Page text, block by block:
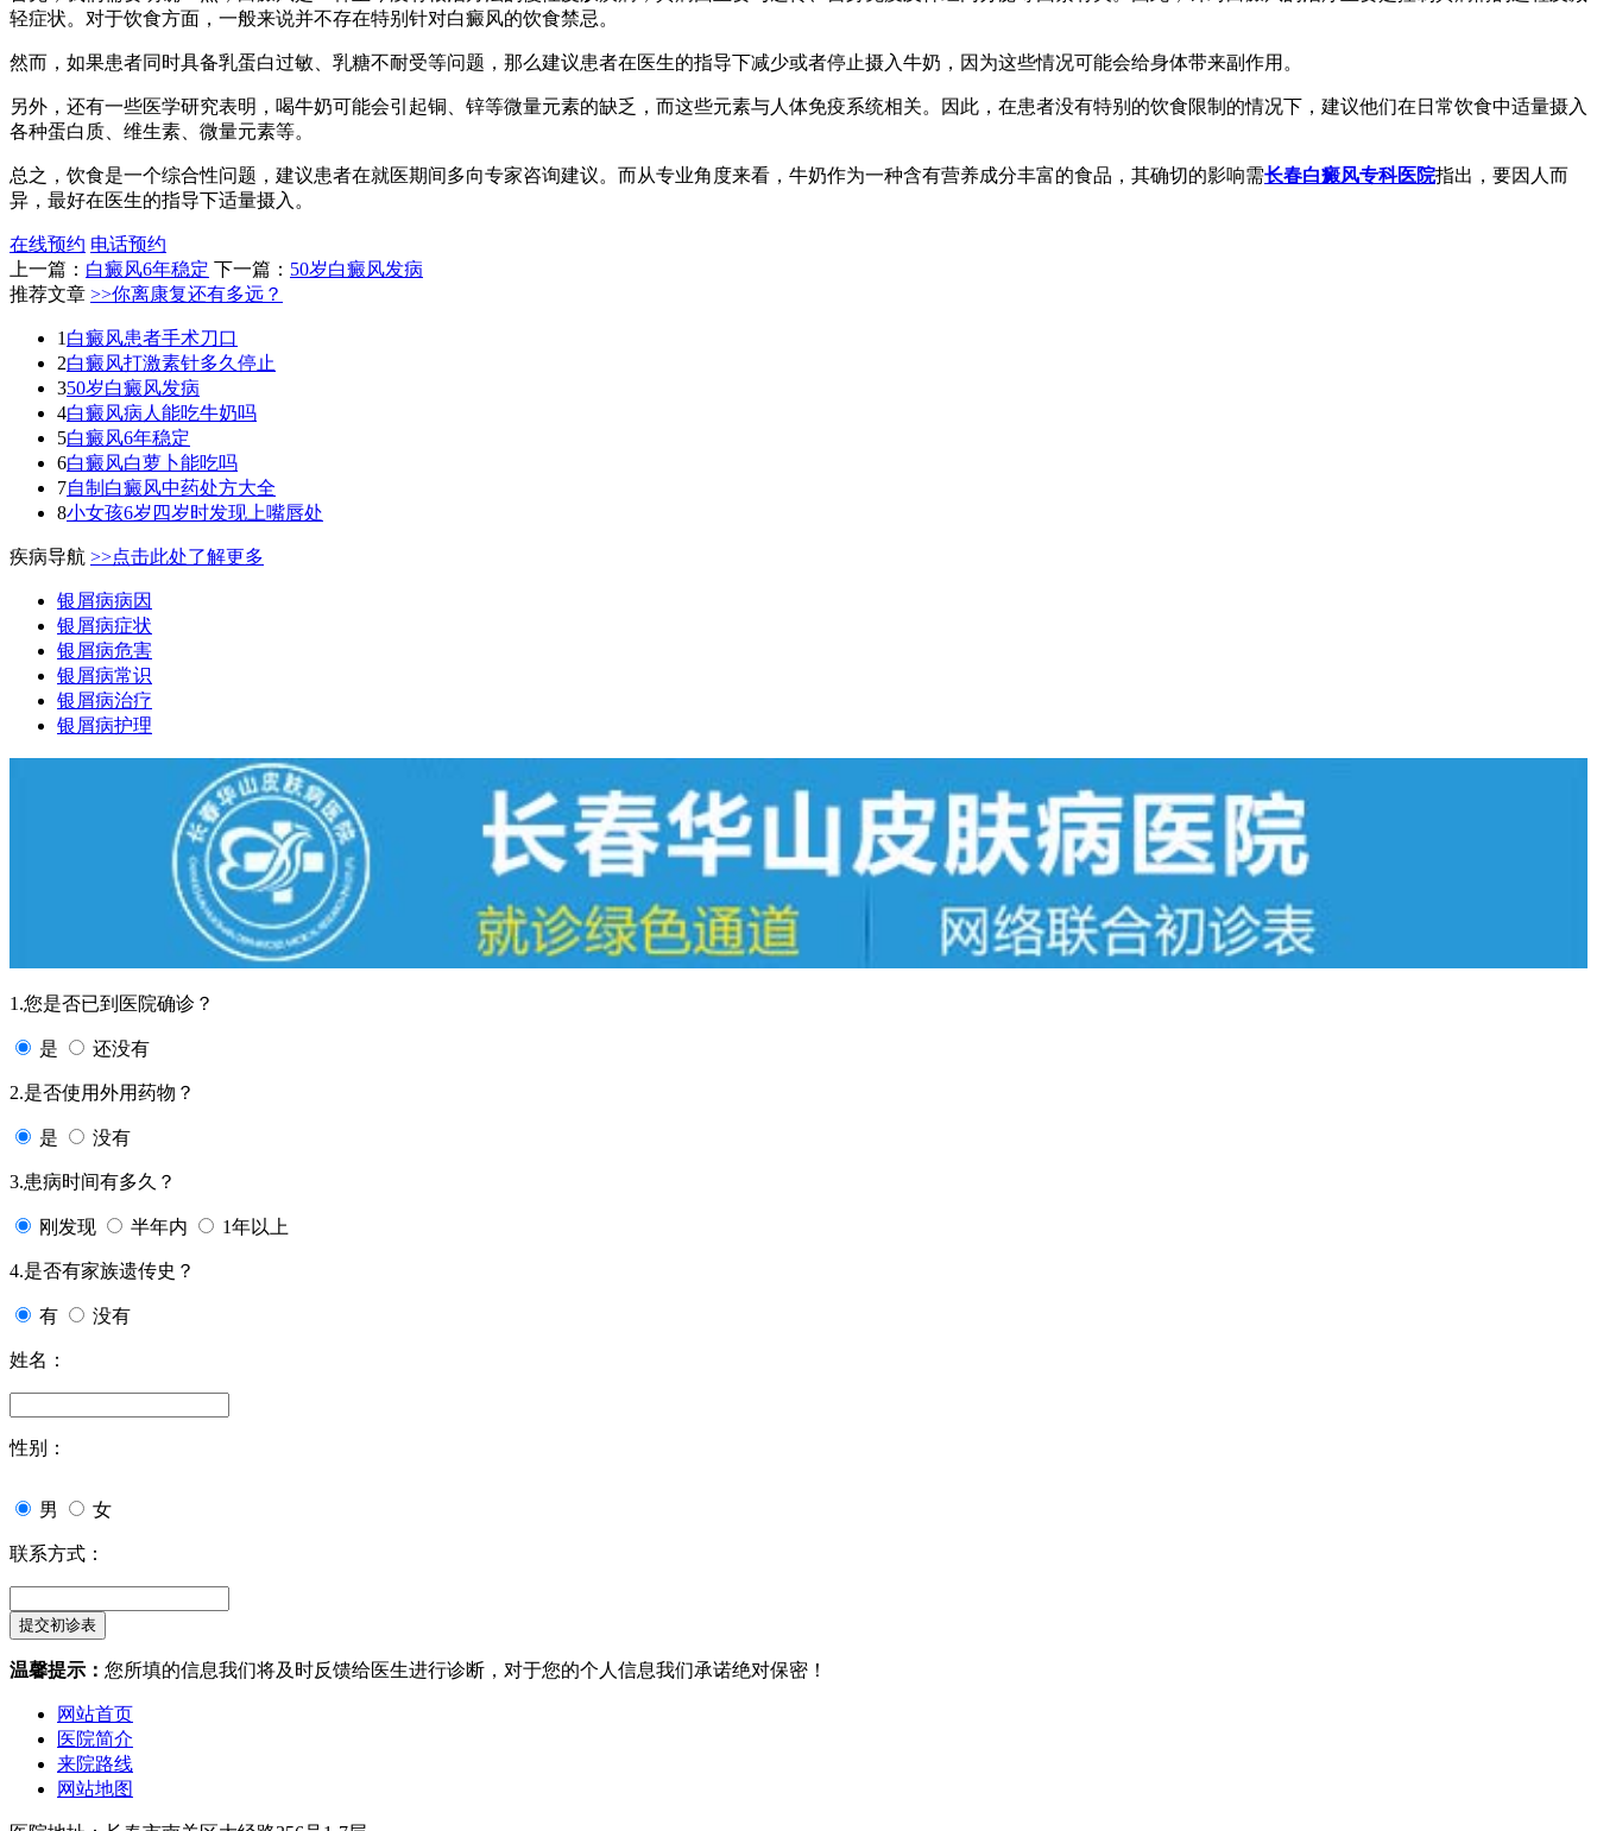
轻症状。对于饮食方面，一般来说并不存在特别针对白癜风的饮食禁忌。
然而，如果患者同时具备乳蛋白过敏、乳糖不耐受等问题，那么建议患者在医生的指导下减少或者停止摄入牛奶，因为这些情况可能会给身体带来副作用。
另外，还有一些医学研究表明，喝牛奶可能会引起铜、锌等微量元素的缺乏，而这些元素与人体免疫系统相关。因此，在患者没有特别的饮食限制的情况下，建议他们在日常饮食中适量摄入
各种蛋白质、维生素、微量元素等。
总之，饮食是一个综合性问题，建议患者在就医期间多向专家咨询建议。而从专业角度来看，牛奶作为一种含有营养成分丰富的食品，其确切的影响需长春白癜风专科医院指出，要因人而
异，最好在医生的指导下适量摄入。
在线预约 电话预约
上一篇： 白癜风6年稳定 下一篇： 50岁白癜风发病
推荐文章 >>你离康复还有多远？
1 白癜风患者手术刀口
2白癜风打激素针多久停止
350岁白癜风发病
4白癜风病人能吃牛奶吗
5白癜风6年稳定
6白癜风白萝卜能吃吗
7自制白癜风中药处方大全
8小女孩6岁四岁时发现上嘴唇处
疾病导航 >>点击此处了解更多
银屑病病因
银屑病症状
银屑病危害
银屑病常识
银屑病治疗
银屑病护理
1.您是否已到医院确诊？
是 还没有
2.是否使用外用药物？
是 没有
3.患病时间有多久？
刚发现 半年内 1年以上
4.是否有家族遗传史？
有 没有
姓名：
性别：
男 女
联系方式：
温馨提示： 您所填的信息我们将及时反馈给医生进行诊断，对于您的个人信息我们承诺绝对保密！
网站首页
医院简介
来院路线
网站地图